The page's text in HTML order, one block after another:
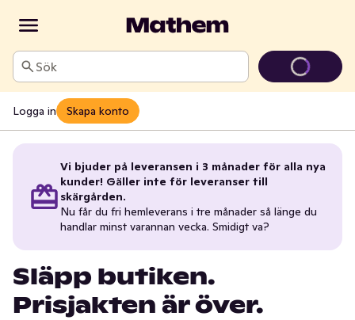
Sök
Logga in Skapa konto
Vi bjuder på leveransen i 3 månader för alla nya
kunder! Gäller inte för leveranser till
skärgården.
Nu får du fri hemleverans i tre månader så länge du
handlar minst varannan vecka. Smidigt va?
Släpp butiken.
Prisjakten är över.